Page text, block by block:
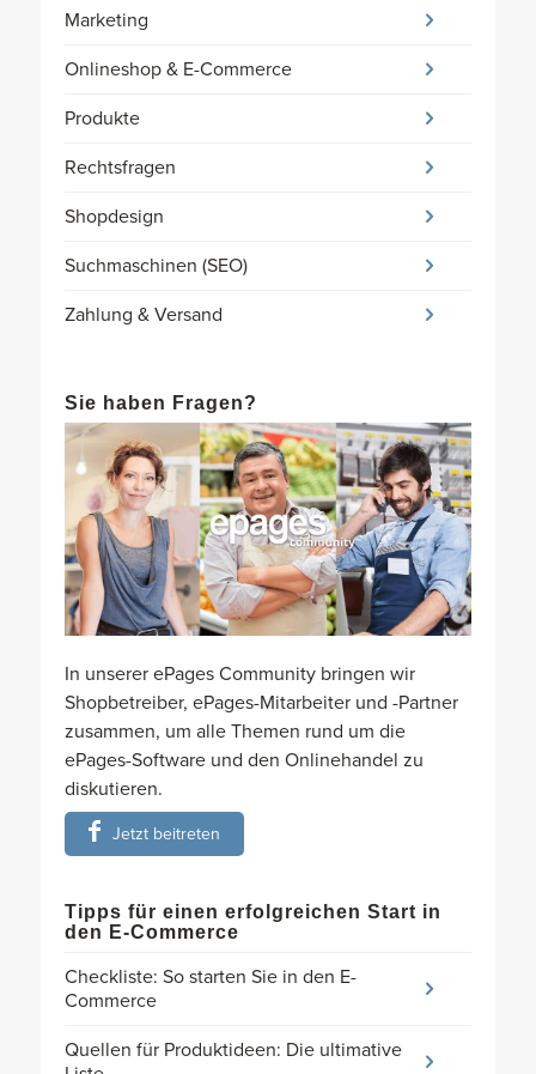
Marketing
Onlineshop & E-Commerce
Produkte
Rechtsfragen
Shopdesign
Suchmaschinen (SEO)
Zahlung & Versand
Sie haben Fragen?
In unserer ePages Community bringen wir
Shopbetreiber, ePages-Mitarbeiter und -Partner
zusammen, um alle Themen rund um die
ePages-Software und den Onlinehandel zu
diskutieren.
Jetzt beitreten
Tipps für einen erfolgreichen Start in
den E-Commerce
Checkliste: So starten Sie in den E-
Commerce
Quellen für Produktideen: Die ultimative